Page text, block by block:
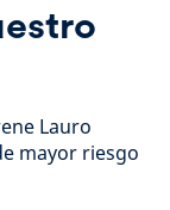
Lauro
mayor riesgo